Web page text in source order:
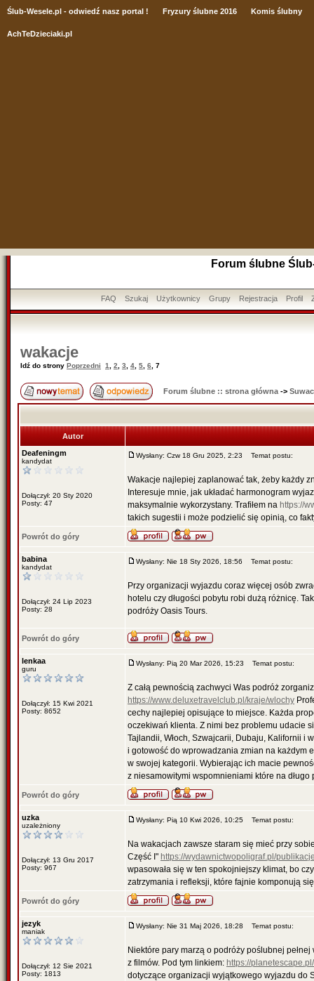
Ślub-Wesele.pl - odwiedź nasz portal ! Fryzury ślubne 2016 Komis ślubny
AchTeDzieciaki.pl
Forum ślubne
FAQ Szukaj Użytkownicy Grupy Rejestracja Profil
wakacje
Idź do strony Poprzedni 1 2 3 4 5 6 7
Forum ślubne :: strona główna ->
Autor
Deafeningm
kandydat
Dołączył: 20 Sty 2020
Posty: 47
Wysłany: Czw 18 Gru 2025, 2:23 Temat postu:
Wakacje najlepiej zaplanować tak, żeby każdy
Interesuje mnie, jak układać harmonogram
maksymalnie wykorzystany. Trafiłem na https://
takich sugestii i może podzielić się opinią, co
Powrót do góry
babina
kandydat
Dołączył: 24 Lip 2023
Posty: 28
Wysłany: Nie 18 Sty 2026, 18:56 Temat postu:
Przy organizacji wyjazdu coraz więcej osób
hotelu czy długości pobytu robi dużą różnicę.
podróży Oasis Tours.
Powrót do góry
lenkaa
guru
Dołączył: 15 Kwi 2021
Posty: 8652
Wysłany: Pią 20 Mar 2026, 15:23 Temat postu:
Z całą pewnością zachwyci Was podróż
https://www.deluxetravelclub.pl/kraje/wlochy
cechy najlepiej opisujące to miejsce. Każda
oczekiwań klienta. Z nimi bez problemu udacie
Tajlandii, Włoch, Szwajcarii, Dubaju, Kalifornii i
i gotowość do wprowadzania zmian na każdym
w swojej kategorii. Wybierając ich macie
z niesamowitymi wspomnieniami które na
Powrót do góry
uzka
uzależniony
Dołączył: 13 Gru 2017
Posty: 967
Wysłany: Pią 10 Kwi 2026, 10:25 Temat postu:
Na wakacjach zawsze staram się mieć przy
Część I" https://wydawnictwopoligraf.pl/
wpasowała się w ten spokojniejszy klimat, bo
zatrzymania i refleksji, które fajnie komponują
Powrót do góry
jezyk
maniak
Dołączył: 12 Sie 2021
Posty: 1813
Wysłany: Nie 31 Maj 2026, 18:28 Temat postu:
Niektóre pary marzą o podróży poślubnej
z filmów. Pod tym linkiem: https://
dotyczące organizacji wyjątkowego wyjazdu do